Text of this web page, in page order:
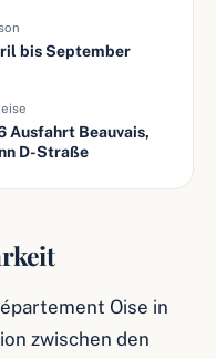
bis September
Ausfahrt Beauvais,
D-Straße
Oise in
zwischen den